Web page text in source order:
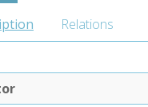
Relations